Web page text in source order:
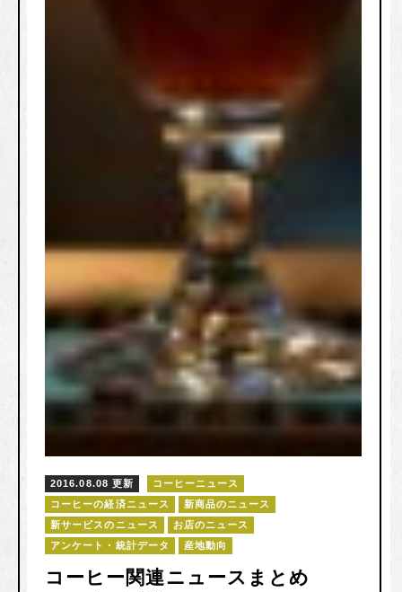
2016.08.08 更新
コーヒーニュース
コーヒーの経済ニュース
新商品のニュース
新サービスのニュース
お店のニュース
アンケート・統計データ
産地動向
コーヒー関連ニュースまとめ